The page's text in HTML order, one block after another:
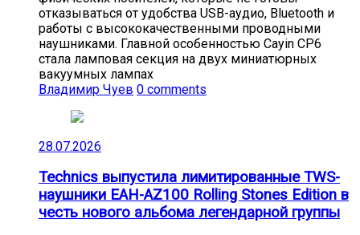
отказываться от удобства USB-аудио, Bluetooth и
работы с высококачественными проводными
наушниками. Главной особенностью Cayin CP6
стала ламповая секция на двух миниатюрных
вакуумных лампах
Владимир Чуев 0 comments
28.07.2026
Technics выпустила лимитированные TWS-
наушники EAH-AZ100 Rolling Stones Edition в
честь нового альбома легендарной группы